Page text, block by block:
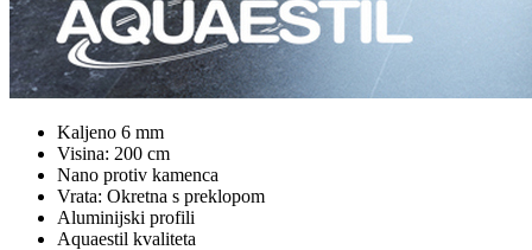
Kaljeno 6 mm
Visina: 200 cm
Nano protiv kamenca
Vrata: Okretna s preklopom
Aluminijski profili
Aquaestil kvaliteta